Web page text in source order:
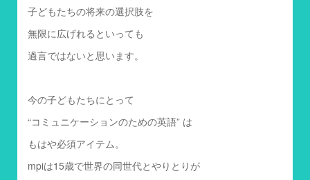
子どもたちの将来の選択肢を
無限に広げれるといっても
過言ではないと思います。
今の子どもたちにとって
“コミュニケーションのための英語” は
もはや必須アイテム。
mpiは15歳で世界の同世代とやりとりが